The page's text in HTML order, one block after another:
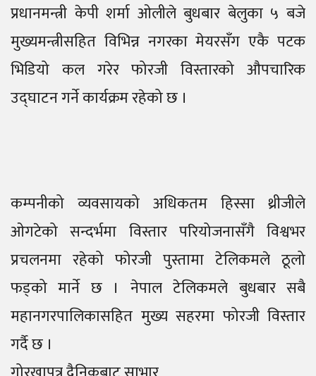
प्रधानमन्त्री केपी शर्मा ओलीले बुधबार बेलुका ५ बजे
मुख्यमन्त्रीसहित विभिन्न नगरका मेयरसँग एकै पटक
भिडियो कल गरेर फोरजी विस्तारको औपचारिक
उद्घाटन गर्ने कार्यक्रम रहेको छ ।
कम्पनीको व्यवसायको अधिकतम हिस्सा थ्रीजीले
ओगटेको सन्दर्भमा विस्तार परियोजनासँगै विश्वभर
प्रचलनमा रहेको फोरजी पुस्तामा टेलिकमले ठूलो
फड्को मार्ने छ । नेपाल टेलिकमले बुधबार सबै
महानगरपालिकासहित मुख्य सहरमा फोरजी विस्तार
गर्दै छ ।